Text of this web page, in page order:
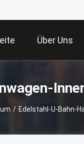
Über Uns
/ Edelstahl-U-Bahn-